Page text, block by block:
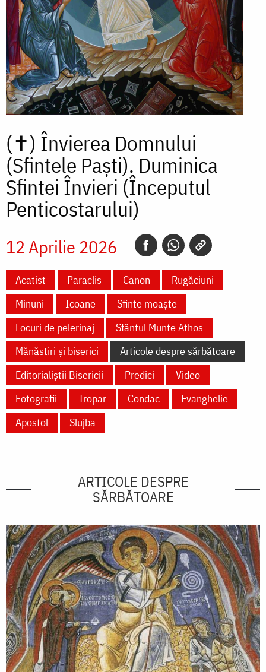
(✝) Învierea Domnului
(Sfintele Paști). Duminica
Sfintei Învieri (Începutul
Penticostarului)
12 Aprilie 2026
Acatist Paraclis Canon
Rugăciuni
Minuni
Icoane
Sfinte moaște
Locuri de pelerinaj
Sfântul Munte Athos
Mănăstiri și biserici
Articole despre sărbătoare
Editorialiștii Bisericii
Predici
Video
Fotografii
Tropar Condac
Evanghelie
Apostol
Slujba
ARTICOLE DESPRE
SĂRBĂTOARE